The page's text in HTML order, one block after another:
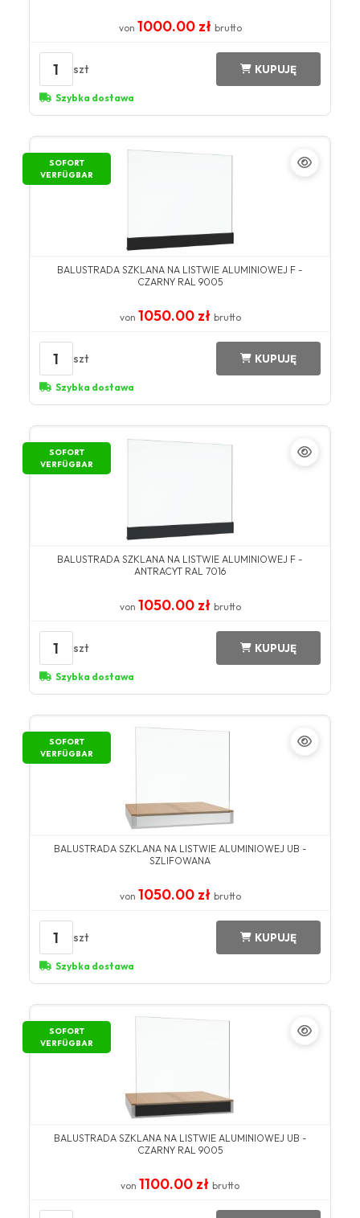
von 1000.00 zł brutto
1 szt KUPUJĘ
Szybka dostawa
SOFORT
VERFÜGBAR
BALUSTRADA SZKLANA NA LISTWIE ALUMINIOWEJ F -
CZARNY RAL 9005
von 1050.00 zł brutto
1 szt KUPUJĘ
Szybka dostawa
SOFORT
VERFÜGBAR
BALUSTRADA SZKLANA NA LISTWIE ALUMINIOWEJ F -
ANTRACYT RAL 7016
von 1050.00 zł brutto
1 szt KUPUJĘ
Szybka dostawa
SOFORT
VERFÜGBAR
BALUSTRADA SZKLANA NA LISTWIE ALUMINIOWEJ UB -
SZLIFOWANA
von 1050.00 zł brutto
1 szt KUPUJĘ
Szybka dostawa
SOFORT
VERFÜGBAR
BALUSTRADA SZKLANA NA LISTWIE ALUMINIOWEJ UB -
CZARNY RAL 9005
von 1100.00 zł brutto